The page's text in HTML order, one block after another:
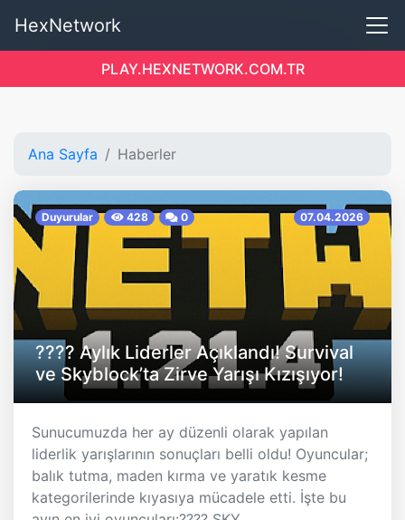
HexNetwork
PLAY.HEXNETWORK.COM.TR
Ana Sayfa Haberler
Duyurular 428 0 07.04.2026
???? Aylık Liderler Açıklandı! Survival
ve Skyblock’ta Zirve Yarışı Kızışıyor!
Sunucumuzda her ay düzenli olarak yapılan
liderlik yarışlarının sonuçları belli oldu! Oyuncular;
balık tutma, maden kırma ve yaratık kesme
kategorilerinde kıyasıya mücadele etti. İşte bu